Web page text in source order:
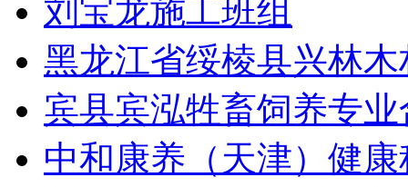
刘宝龙施工班组
黑龙江省绥棱县兴林
宾县宾泓牲畜饲养专
中和康养（天津）健